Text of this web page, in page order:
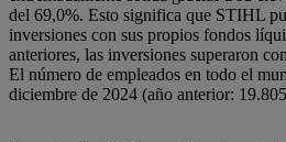
del 69,0%. Esto significa que STIHL
inversiones con sus propios fondos
anteriores, las inversiones superaron
El número de empleados en todo el
diciembre de 2024 (año anterior: